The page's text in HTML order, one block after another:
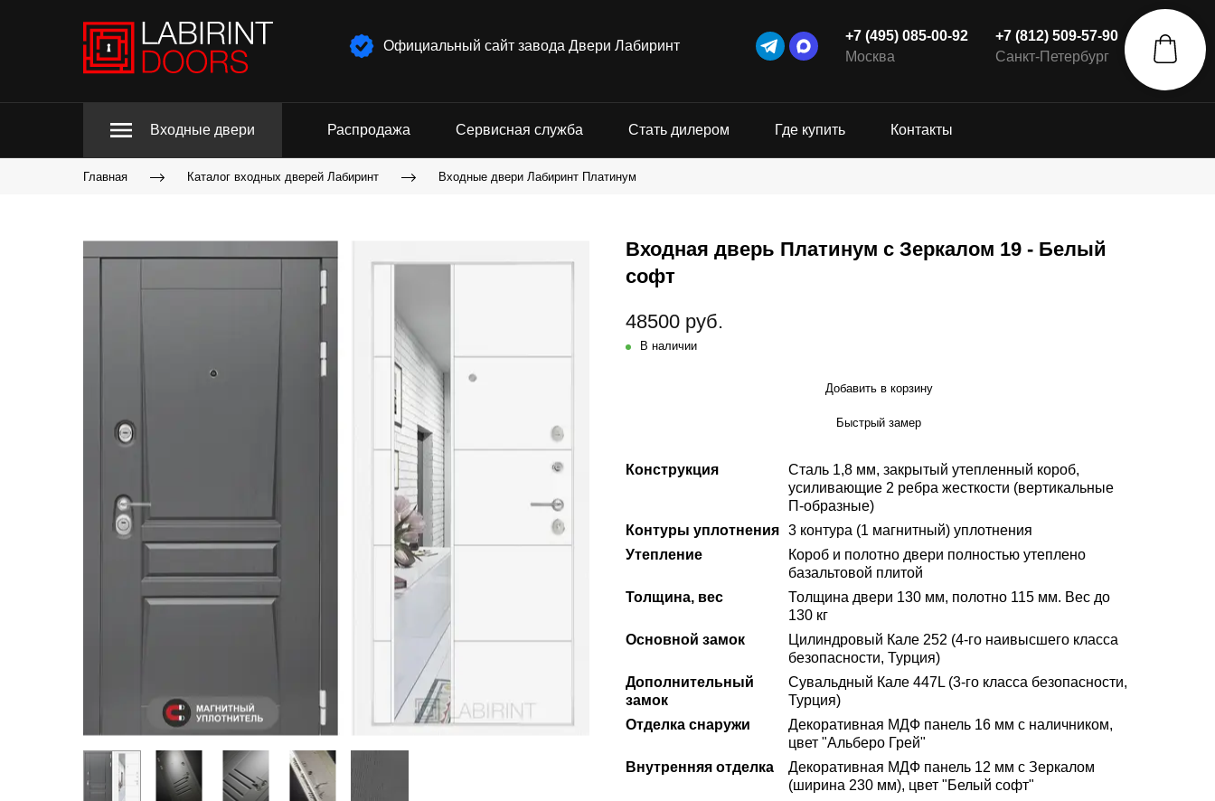
Официальный сайт завода Двери Лабиринт
+7 (495) 085-00-92
Москва
+7 (812) 509-57-90
Санкт-Петербург
Входные двери Распродажа Сервисная служба Стать дилером Где купить Контакты
Главная Каталог входных дверей Лабиринт Входные двери Лабиринт Платинум
Входная дверь Платинум с Зеркалом 19 - Белый
софт
48500 руб.
В наличии
Добавить в корзину
Быстрый замер
Конструкция
Сталь 1,8 мм, закрытый утепленный короб,
усиливающие 2 ребра жесткости (вертикальные
П-образные)
Контуры уплотнения 3 контура (1 магнитный) уплотнения
Утепление
Короб и полотно двери полностью утеплено
базальтовой плитой
Толщина, вес
Толщина двери 130 мм, полотно 115 мм. Вес до
130 кг
Основной замок
Цилиндровый Кале 252 (4-го наивысшего класса
безопасности, Турция)
Дополнительный
замок
Сувальдный Кале 447L (3-го класса безопасности,
Турция)
Отделка снаружи
Декоративная МДФ панель 16 мм с наличником,
цвет "Альберо Грей"
Внутренняя отделка
Декоративная МДФ панель 12 мм с Зеркалом
(ширина 230 мм), цвет "Белый софт"